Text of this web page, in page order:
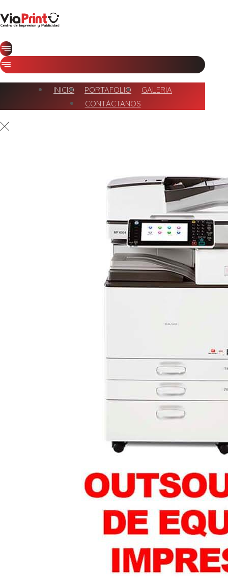
INICIO PORTAFOLIO
GALERIA
CONTÁCTANOS